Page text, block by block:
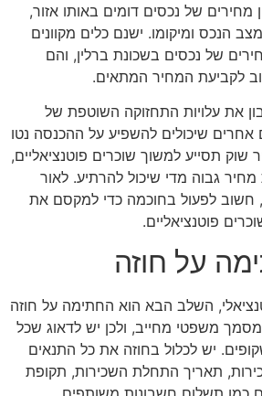
של נכסים דומים באותו אזור,
הנכס ומיקומו. ישנם כלים מקוונים
של נכסים בשכונת ברלין, והם
לקביעת המחיר המתאים.
את עלויות התחזוקה השוטפת של
אחרים שיכולים להשפיע על ההכנסה נטו
תסייע למשוך שוכרים פוטנציאליים,
גבוה מדי שיכול להרתיע. לאור
חשוב לפעול בחוכמה כדי למקסם את
פוטנציאליים.
על חוזה
השלב הבא הוא החתימה על חוזה
משפטי מחייב, ולכן יש לדאוג שכל
יש לכלול בחוזה את כל התנאים
תאריך התחלת השכירות, תקופת